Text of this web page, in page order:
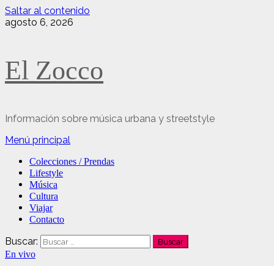
Saltar al contenido
agosto 6, 2026
El Zocco
Información sobre música urbana y streetstyle
Menú principal
Colecciones / Prendas
Lifestyle
Música
Cultura
Viajar
Contacto
Buscar:
En vivo